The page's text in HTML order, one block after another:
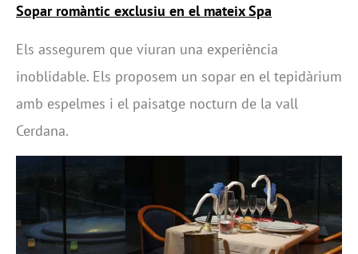
Sopar romàntic exclusiu en el mateix Spa
Els assegurem que viuran una experiència
inoblidable. Els proposem un sopar en el tepidàrium
amb espelmes i el paisatge nocturn de la vall
Cerdana.